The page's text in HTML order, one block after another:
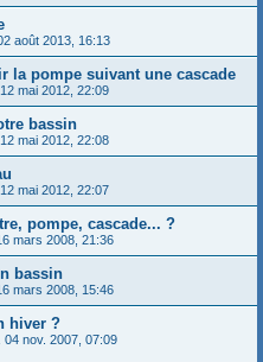
août 2013, 16:13
la pompe suivant une cascade
mai 2012, 22:09
bassin
mai 2012, 22:08
mai 2012, 22:07
pompe, cascade... ?
mars 2008, 21:36
bassin
mars 2008, 15:46
hiver ?
04 nov. 2007, 07:09